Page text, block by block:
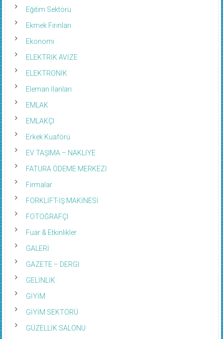
Eğitim Sektörü
Ekmek Fırınları
Ekonomi
ELEKTRİK AVİZE
ELEKTRONİK
Eleman İlanları
EMLAK
EMLAKÇI
Erkek Kuaförü
EV TAŞIMA – NAKLİYE
FATURA ÖDEME MERKEZİ
Firmalar
FORKLİFT-İŞ MAKİNESİ
FOTOĞRAFÇI
Fuar & Etkinlikler
GALERİ
GAZETE – DERGİ
GELİNLİK
GİYİM
GİYİM SEKTÖRÜ
GÜZELLİK SALONU